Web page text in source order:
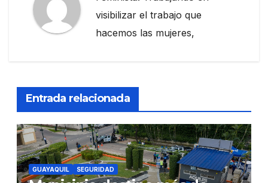
visibilizar el trabajo que
hacemos las mujeres,
Entrada relacionada
GUAYAQUIL SEGURIDAD